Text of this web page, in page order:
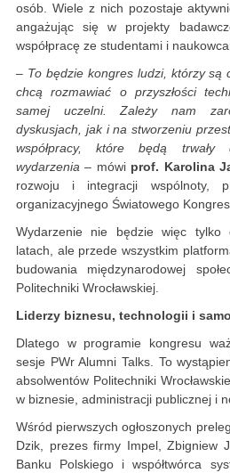
osób. Wiele z nich pozostaje
angażując się w projekty
współpracę ze studentami i
– To będzie kongres ludzi, którzy są
chcą rozmawiać o przyszłości
samej uczelni. Zależy nam
dyskusjach, jak i na stworzeniu
współpracy, które będą trwały
wydarzenia – mówi prof. Karolina
rozwoju i integracji wspólnoty,
organizacyjnego Światowego
Wydarzenie nie będzie więc
latach, ale przede wszystkim
budowania międzynarodowej
Politechniki Wrocławskiej.
Liderzy biznesu, technologii i
Dlatego w programie kongresu
sesje PWr Alumni Talks. To
absolwentów Politechniki
w biznesie, administracji publicznej i
Wśród pierwszych ogłoszonych
Dzik, prezes firmy Impel, Zbigniew
Banku Polskiego i współtwórca